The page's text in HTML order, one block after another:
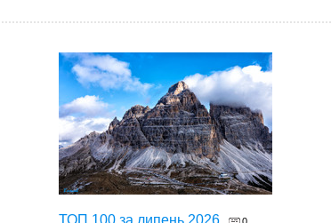
ТОП 100 за липень 2026